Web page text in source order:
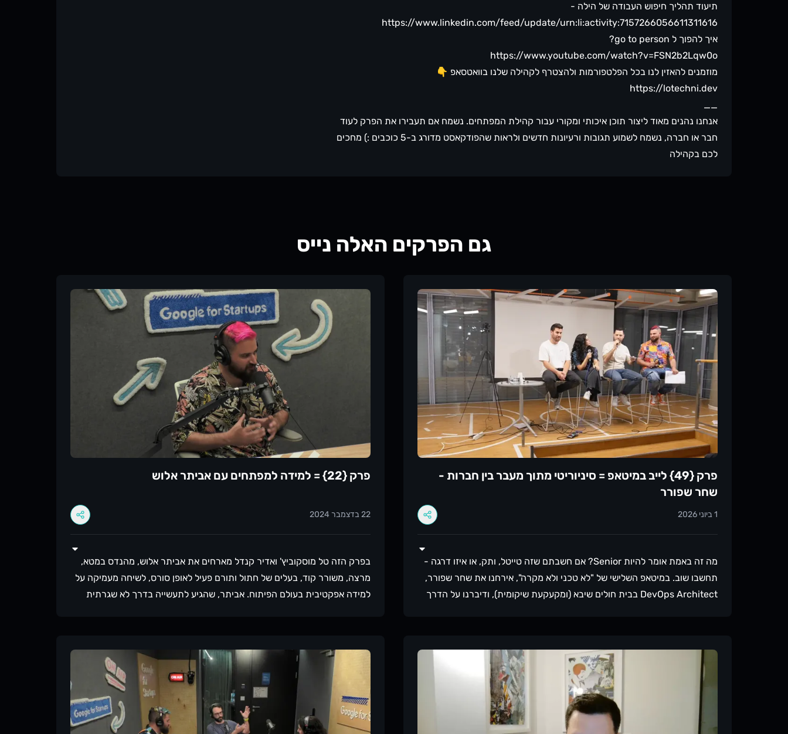
תיעוד תהליך חיפוש העבודה של הילה -
https://www.linkedin.com/feed/update/urn:li:activity:7157266056611311616
איך להפוך ל go to person?
https://www.youtube.com/watch?v=FSN2b2Lqw0o
מוזמנים להאזין לנו בכל הפלטפורמות ולהצטרף לקהילה שלנו בוואטסאפ 👇
⁠⁠⁠⁠⁠⁠https://lotechni.dev⁠⁠⁠⁠
__
אנחנו נהנים מאוד ליצור תוכן איכותי ומקורי עבור קהילת המפתחים. נשמח אם תעבירו את הפרק לעוד
חבר או חברה, נשמח לשמוע תגובות ורעיונות חדשים ולראות שהפודקאסט מדורג ב-5 כוכבים :) מחכים
לכם בקהילה
גם הפרקים האלה נייס
עבור לעמוד שלפרק {49} לייב במיטאפ = סיניוריטי מתוך מעבר בין חברות -
שחר שפורר
1 ביוני 2026
מה זה באמת אומר להיות Senior? אם חשבתם שזה טייטל, ותק, או איזו דרגה -
תחשבו שוב. במיטאפ השלישי של "לא טכני ולא מקרה", אירחנו את שחר שפורר,
DevOps Architect בבית חולים שיבא (ומקעקעת שיקומית), ודיברנו על הדרך
צודקת, ואני לא מתחרטת על זה. זה היה הסיניור מומנט הראשון שלי."על מה
דיברנו הפעם?איך סיניור יודע מתי לשלוף כל סקיל ובאיזה קונטקסט.ג'נרליסט
מול ספציאליסט - מה ההבדל בין סיניור בסטארט-אפ קטן לעומת חברה גדולה.
איזה מסלול מתאים לכם?האם סיניור צריך לחכות לטייטל?- ראיונות עבודה של
סיניוריםאיך בוחנים פתרונות או טרייד-אופיםמה הקושי במעבר בין חברות?מה
עבור לעמוד של
פרק {22} = למידה למפתחים עם אביתר אלוש
22 בדצמבר 2024
בפרק הזה טל מוסקוביץ' ואדיר קנדל מארחים את אביתר אלוש, מהנדס במטא,
מרצה, משורר קוד, בעלים של חתול ותורם פעיל לאופן סורס, לשיחה מעמיקה על
למידה אפקטיבית בעולם הפיתוח. אביתר, שהגיע לתעשייה בדרך לא שגרתית
מעשית ופרויקטים חשיבות הסקרנות והמוכנות להתמודד עם אתגרים איך לזהות
ולהשלים פערי ידע הדרך הנכונה להשתמש ב-AI ככלי עזר ללמידה חשיבות
הסביבה והקהילה בתהליך הלמידה מודל ה-T-Shaped לפיתוח מקצועי איך
להתמודד עם תחושת ה-Impostor Syndrome כמו שאביתר מסכם בפרק:
"למידה לא אמורה להיות קלה. כשזה קשה, זה עשוי להיות סימן שאתה בכיוון